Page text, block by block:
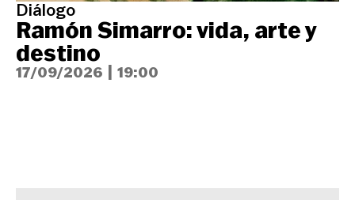
Diálogo
Ramón Simarro: vida, arte y
destino
17/09/2026 19:00